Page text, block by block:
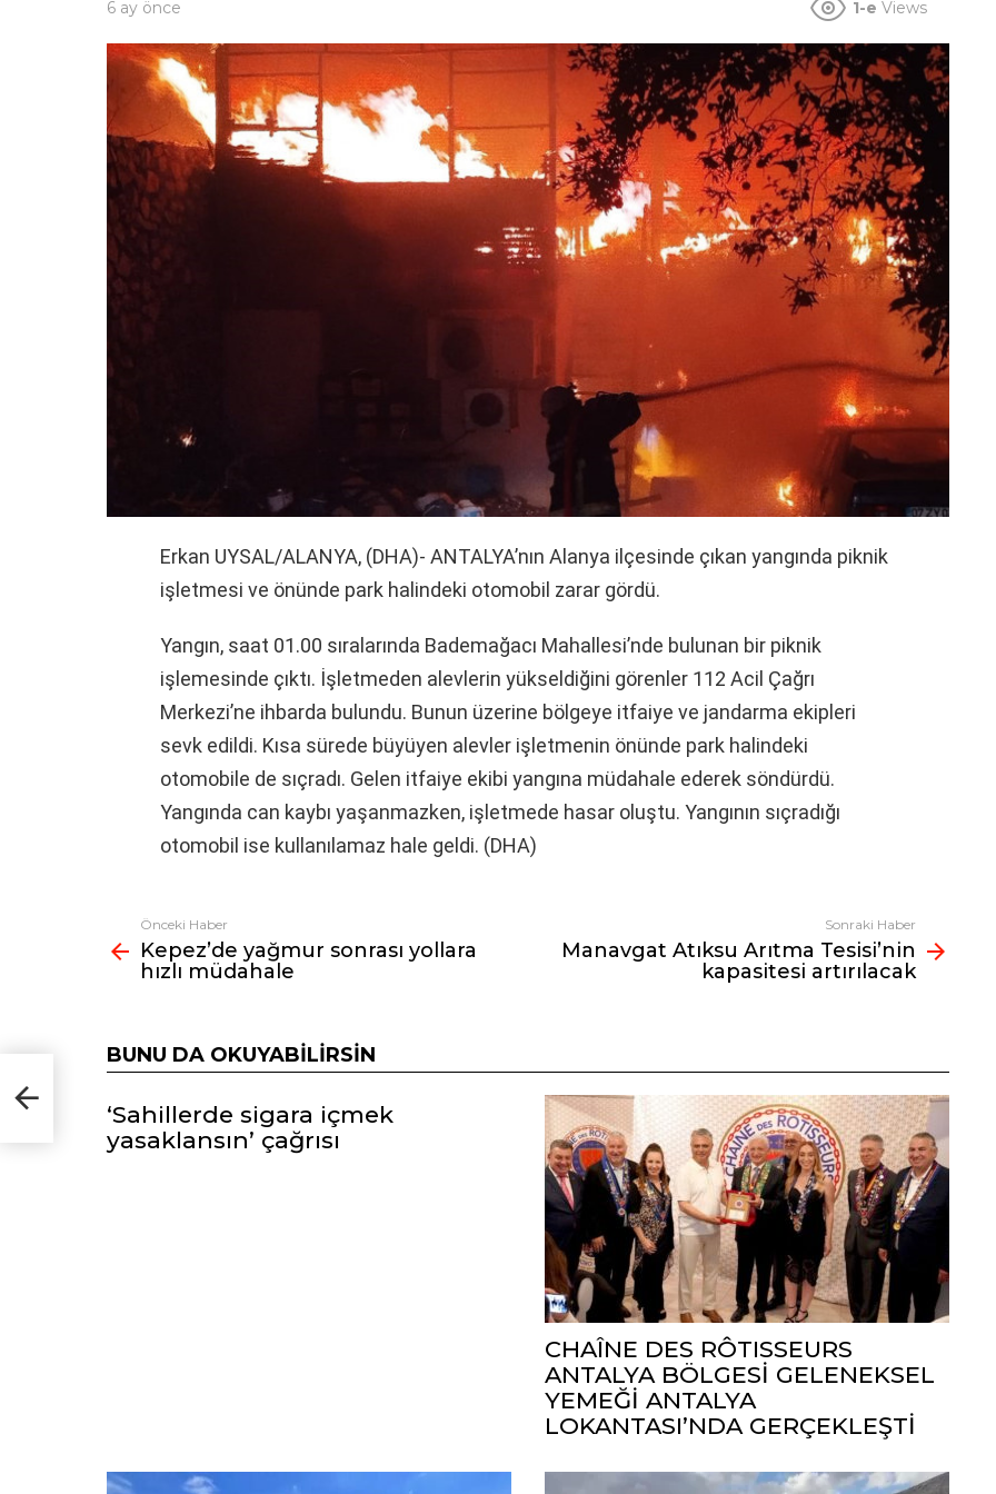
6 ay önce 1-e Views
Erkan UYSAL/ALANYA, (DHA)- ANTALYA’nın Alanya ilçesinde çıkan yangında piknik
işletmesi ve önünde park halindeki otomobil zarar gördü.
Yangın, saat 01.00 sıralarında Bademağacı Mahallesi’nde bulunan bir piknik
işlemesinde çıktı. İşletmeden alevlerin yükseldiğini görenler 112 Acil Çağrı
Merkezi’ne ihbarda bulundu. Bunun üzerine bölgeye itfaiye ve jandarma ekipleri
sevk edildi. Kısa sürede büyüyen alevler işletmenin önünde park halindeki
otomobile de sıçradı. Gelen itfaiye ekibi yangına müdahale ederek söndürdü.
Yangında can kaybı yaşanmazken, işletmede hasar oluştu. Yangının sıçradığı
otomobil ise kullanılamaz hale geldi. (DHA)
Fazlasına
bak
Önceki Haber
Kepez’de yağmur sonrası yollara
hızlı müdahale
Sonraki Haber
Manavgat Atıksu Arıtma Tesisi’nin
kapasitesi artırılacak
BUNU DA OKUYABILIRSIN
‘Sahillerde sigara içmek
yasaklansın’ çağrısı
CHAÎNE DES RÔTISSEURS
ANTALYA BÖLGESİ GELENEKSEL
YEMEĞİ ANTALYA
LOKANTASI’NDA GERÇEKLEŞTİ